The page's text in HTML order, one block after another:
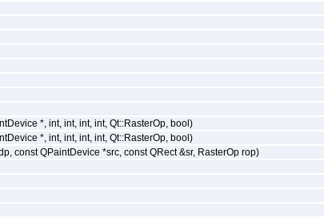
*, int, int, int, int, Qt::RasterOp, bool)
*, int, int, int, int, Qt::RasterOp, bool)
const QPaintDevice *src, const QRect &sr, RasterOp rop)